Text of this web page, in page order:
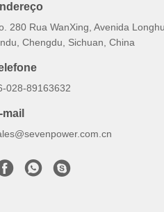
280 Rua WanXing, Avenida
Chengdu, Sichuan, China
028-89163632
mail